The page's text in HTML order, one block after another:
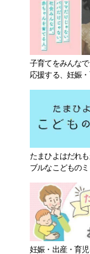
子育てをみんな
応援する、妊娠
たまひよはだれ
ブルなこどもの
妊娠・出産・育